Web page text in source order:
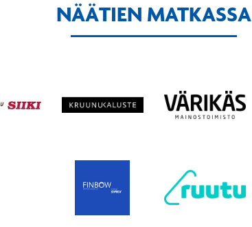
NÄÄTIEN MATKASSA